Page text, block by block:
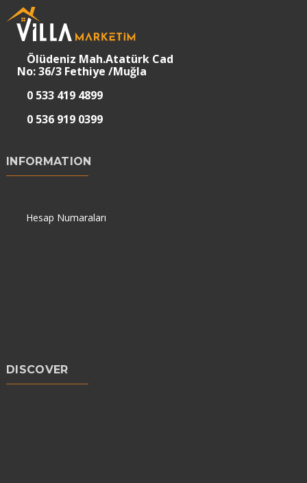
Ölüdeniz Mah.Atatürk Cad
No: 36/3 Fethiye /Muğla
0 533 419 4899
0 536 919 0399
INFORMATION
Hesap Numaraları
DISCOVER